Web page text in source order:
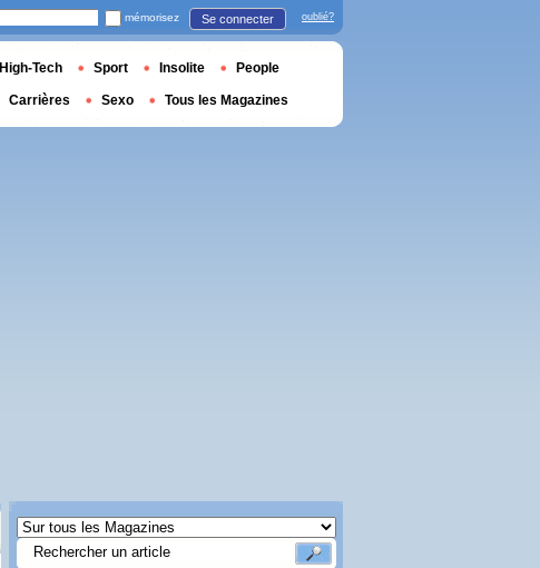
mémorisez Se connecter oublié?
High-Tech Sport Insolite People
Carrières Sexo Tous les Magazines